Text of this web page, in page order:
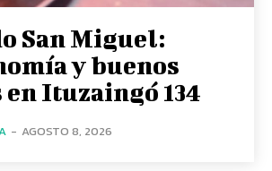
San Miguel:
y buenos
Ituzaingó 134
- AGOSTO 8, 2026